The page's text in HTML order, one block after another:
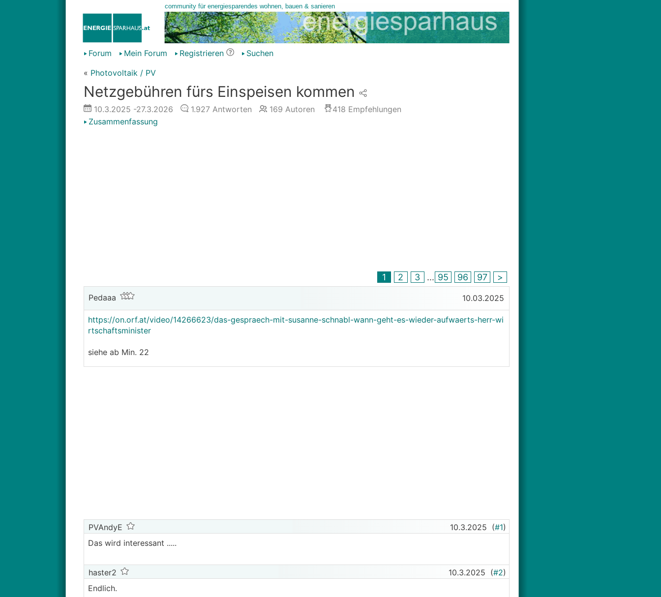
Forum Mein Forum Registrieren
Suchen
« Photovoltaik / PV
Netzgebühren fürs Einspeisen kommen
10.3.2025 -27.3.2026 1.927Antworten 169 Autoren 418 Empfehlungen
Zusammenfassung
1 2 3 ... 95 96 97 >
Pedaaa 10.03.2025
https://on.orf.at/video/14266623/das-gespraech-mit-susanne-schnabl-wann-geht-es-wieder-aufwaerts-herr-wi
rtschaftsminister
siehe ab Min. 22
PVAndyE 10.3.2025 (#1)
Das wird interessant .....
haster2 10.3.2025 (#2)
Endlich.